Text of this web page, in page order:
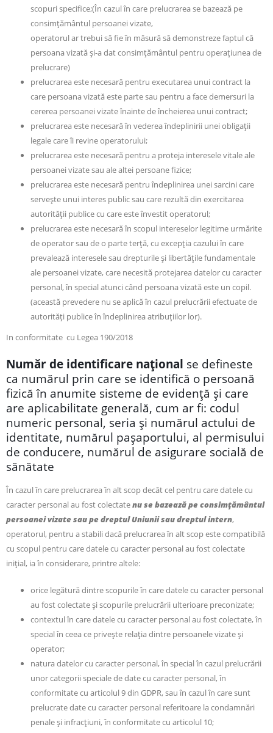
scopuri specifice;(În cazul în care prelucrarea se bazează pe
consimţământul persoanei vizate,
operatorul ar trebui să fie în măsură să demonstreze faptul că
persoana vizată şi-a dat consimţământul pentru operaţiunea de
prelucrare)
prelucrarea este necesară pentru executarea unui contract la
care persoana vizată este parte sau pentru a face demersuri la
cererea persoanei vizate înainte de încheierea unui contract;
prelucrarea este necesară în vederea îndeplinirii unei obligații
legale care îi revine operatorului;
prelucrarea este necesară pentru a proteja interesele vitale ale
persoanei vizate sau ale altei persoane fizice;
prelucrarea este necesară pentru îndeplinirea unei sarcini care
servește unui interes public sau care rezultă din exercitarea
autorității publice cu care este învestit operatorul;
prelucrarea este necesară în scopul intereselor legitime urmărite
de operator sau de o parte terță, cu excepția cazului în care
prevalează interesele sau drepturile și libertățile fundamentale
ale persoanei vizate, care necesită protejarea datelor cu caracter
personal, în special atunci când persoana vizată este un copil.
(această prevedere nu se aplică în cazul prelucrării efectuate de
autorități publice în îndeplinirea atribuțiilor lor).
In conformitate cu Legea 190/2018
Număr de identificare național se defineste
ca numărul prin care se identifică o persoană
fizică în anumite sisteme de evidență și care
are aplicabilitate generală, cum ar fi: codul
numeric personal, seria și numărul actului de
identitate, numărul pașaportului, al permisului
de conducere, numărul de asigurare socială de
sănătate
În cazul în care prelucrarea în alt scop decât cel pentru care datele cu
caracter personal au fost colectatenu se bazează pe consimțământul
persoanei vizate sau pe dreptul Uniunii sau dreptul intern,
operatorul, pentru a stabili dacă prelucrarea în alt scop este compatibilă
cu scopul pentru care datele cu caracter personal au fost colectate
inițial, ia în considerare, printre altele:
orice legătură dintre scopurile în care datele cu caracter personal
au fost colectate și scopurile prelucrării ulterioare preconizate;
contextul în care datele cu caracter personal au fost colectate, în
special în ceea ce privește relația dintre persoanele vizate și
operator;
natura datelor cu caracter personal, în special în cazul prelucrării
unor categorii speciale de date cu caracter personal, în
conformitate cu articolul 9 din GDPR, sau în cazul în care sunt
prelucrate date cu caracter personal referitoare la condamnări
penale și infracțiuni, în conformitate cu articolul 10;